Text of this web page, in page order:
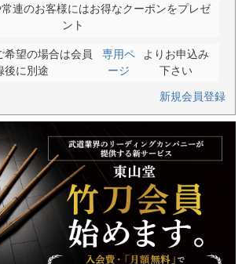
連のお客様にはお得なクーポンをプレゼ
ント
希望の場合は会員
後に別途
専用ペ
ージ
よりお申込み
下さい
新規会員登録